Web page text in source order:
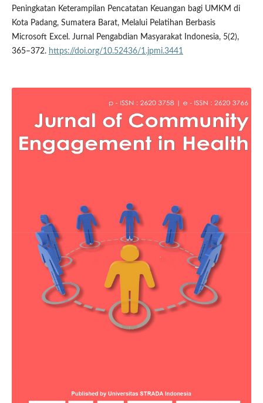
Peningkatan Keterampilan Pencatatan Keuangan bagi UMKM di
Kota Padang, Sumatera Barat, Melalui Pelatihan Berbasis
Microsoft Excel. Jurnal Pengabdian Masyarakat Indonesia, 5(2),
365–372. https://doi.org/10.52436/1.jpmi.3441